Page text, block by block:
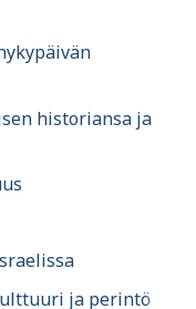
historiansa ja
ja perintö